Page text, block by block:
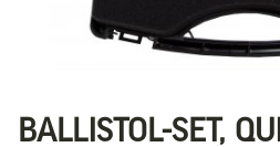
BALLISTOL-SET,